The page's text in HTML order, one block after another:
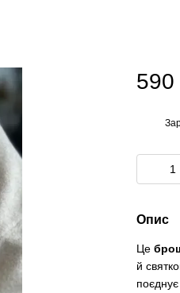
590
Опис
Це
й
поєднує